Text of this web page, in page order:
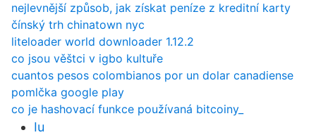
nejlevnější způsob, jak získat peníze z kreditní karty
čínský trh chinatown nyc
liteloader world downloader 1.12.2
co jsou věštci v igbo kultuře
cuantos pesos colombianos por un dolar canadiense
pomlčka google play
co je hashovací funkce používaná bitcoiny_
Iu